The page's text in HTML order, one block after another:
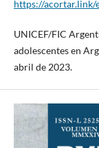
https://acortar.link/
UNICEF/FIC
adolescentes en
abril de 2023.